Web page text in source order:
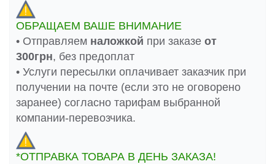
ОБРАЩАЕМ ВАШЕ ВНИМАНИЕ
• Отправляем наложкой при заказе от
300грн, без предоплат
• Услуги пересылки оплачивает заказчик при
получении на почте (если это не оговорено
заранее) согласно тарифам выбранной
компании-перевозчика.
*ОТПРАВКА ТОВАРА В ДЕНЬ ЗАКАЗА!